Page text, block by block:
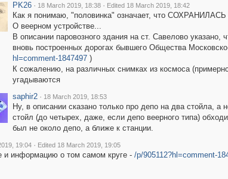
PK26 · 18 March 2019, 18:38 · Edited 18 March 2019, 18:42
Как я понимаю, "половинка" означает, что
О веерном устройстве...
В описании паровозного здания на ст. Савелово
вновь построенных дорогах бывшего Общества
hl=comment-1847497)
К сожалению, на различных снимках из космоса
угадываются
saphir2 · 18 March 2019, 18:53
Ну, в описании сказано только про депо на два стойла,
стойл (до четырех, даже, если депо веерного типа)
был не около депо, а ближе к станции.
19:04 · Edited 18 March 2019, 19:05
и информацию о том самом круге - /p/905112?hl=comment-